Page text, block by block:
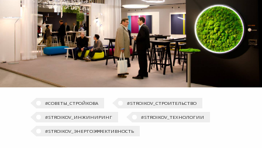
#‎СОВЕТЫ_СТРОЙКОВА #STROIKOV_СТРОИТЕЛЬСТВО
#STROIKOV_ИНЖИНИРИНГ #STROIKOV_ТЕХНОЛОГИИ
#STROIKOV_ЭНЕРГОЭФФЕКТИВНОСТЬ